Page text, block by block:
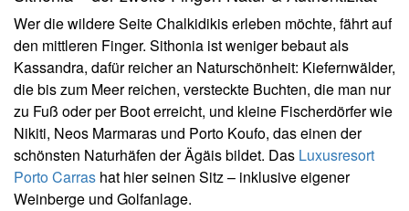
Wer die wildere Seite Chalkidikis erleben möchte, fährt auf
den mittleren Finger. Sithonia ist weniger bebaut als
Kassandra, dafür reicher an Naturschönheit: Kiefernwälder,
die bis zum Meer reichen, versteckte Buchten, die man nur
zu Fuß oder per Boot erreicht, und kleine Fischerdörfer wie
Nikiti, Neos Marmaras und Porto Koufo, das einen der
schönsten Naturhäfen der Ägäis bildet. Das Luxusresort
Porto Carras hat hier seinen Sitz – inklusive eigener
Weinberge und Golfanlage.